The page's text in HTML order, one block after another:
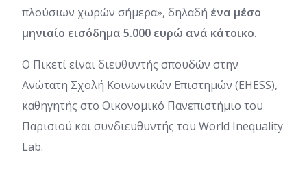
πλούσιων χωρών σήμερα», δηλαδή ένα μέσο
μηνιαίο εισόδημα 5.000 ευρώ ανά κάτοικο.
Ο Πικετί είναι διευθυντής σπουδών στην
Ανώτατη Σχολή Κοινωνικών Επιστημών (EHESS),
καθηγητής στο Οικονομικό Πανεπιστήμιο του
Παρισιού και συνδιευθυντής του World Inequality
Lab.